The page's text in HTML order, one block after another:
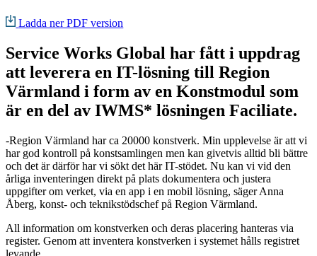
Ladda ner PDF version
Service Works Global har fått i uppdrag
att leverera en IT-lösning till Region
Värmland i form av en Konstmodul som
är en del av IWMS* lösningen Faciliate.
-Region Värmland har ca 20000 konstverk. Min upplevelse är att vi
har god kontroll på konstsamlingen men kan givetvis alltid bli bättre
och det är därför har vi sökt det här IT-stödet. Nu kan vi vid den
årliga inventeringen direkt på plats dokumentera och justera
uppgifter om verket, via en app i en mobil lösning, säger Anna
Åberg, konst- och teknikstödschef på Region Värmland.
All information om konstverken och deras placering hanteras via
register. Genom att inventera konstverken i systemet hålls registret
levande.